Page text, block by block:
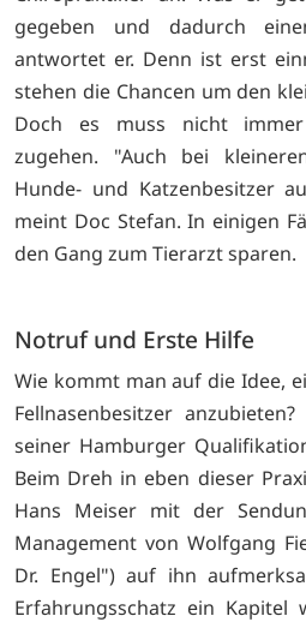
gegeben und dadurch
antwortet er. Denn ist erst
stehen die Chancen um den
Doch es muss nicht
zugehen. "Auch bei
Hunde- und Katzenbesitzer
meint Doc Stefan. In einigen
den Gang zum Tierarzt sparen.
Notruf und Erste Hilfe
Wie kommt man auf die Idee,
Fellnasenbesitzer
seiner Hamburger
Beim Dreh in eben dieser
Hans Meiser mit der
Management von Wolfgang
Dr. Engel") auf ihn
Erfahrungsschatz ein Kapitel